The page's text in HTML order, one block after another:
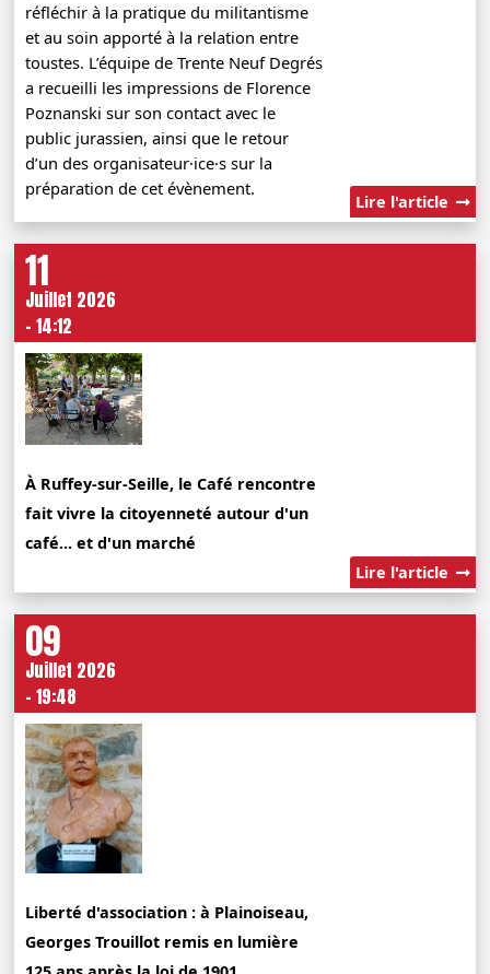
réfléchir à la pratique du militantisme
et au soin apporté à la relation entre
toustes. L’équipe de Trente Neuf Degrés
a recueilli les impressions de Florence
Poznanski sur son contact avec le
public jurassien, ainsi que le retour
d’un des organisateur·ice·s sur la
préparation de cet évènement.
Lire l'article
11
Juillet 2026
- 14:12
À Ruffey-sur-Seille, le Café rencontre
fait vivre la citoyenneté autour d'un
café... et d'un marché
Lire l'article
09
Juillet 2026
- 19:48
Liberté d'association : à Plainoiseau,
Georges Trouillot remis en lumière